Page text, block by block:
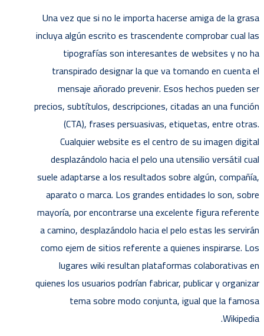
Una vez que si no le importa hacerse amiga de la grasa
incluya algún escrito es trascendente comprobar cual las
tipografías son interesantes de websites y no ha
transpirado designar la que va tomando en cuenta el
mensaje añorado prevenir. Esos hechos pueden ser
precios, subtítulos, descripciones, citadas an una función
(CTA), frases persuasivas, etiquetas, entre otras.
Cualquier website es el centro de su imagen digital
desplazándolo hacia el pelo una utensilio versátil cual
suele adaptarse a los resultados sobre algún, compañía,
aparato o marca. Los grandes entidades lo son, sobre
mayoría, por encontrarse una excelente figura referente
a camino, desplazándolo hacia el pelo estas les servirán
como ejem de sitios referente a quienes inspirarse. Los
lugares wiki resultan plataformas colaborativas en
quienes los usuarios podrían fabricar, publicar y organizar
tema sobre modo conjunta, igual que la famosa
Wikipedia.